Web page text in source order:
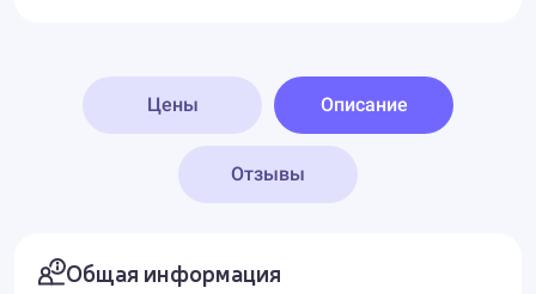
Цены Описание
Отзывы
Общая информация